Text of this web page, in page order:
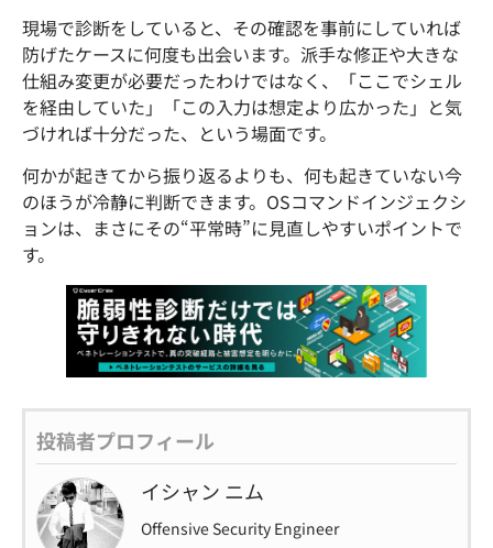
現場で診断をしていると、その確認を事前にしていれば
防げたケースに何度も出会います。派手な修正や大きな
仕組み変更が必要だったわけではなく、「ここでシェル
を経由していた」「この入力は想定より広かった」と気
づければ十分だった、という場面です。
何かが起きてから振り返るよりも、何も起きていない今
のほうが冷静に判断できます。OSコマンドインジェクシ
ョンは、まさにその“平常時”に見直しやすいポイントで
す。
投稿者プロフィール
イシャン ニム
Offensive Security Engineer